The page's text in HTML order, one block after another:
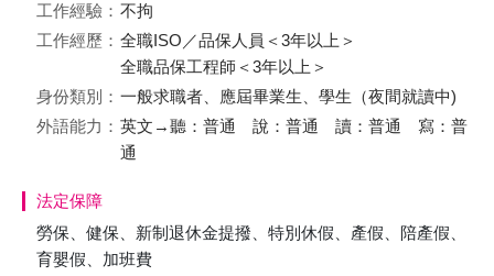
工作經驗： 不拘
工作經歷： 全職ISO／品保人員＜3年以上＞
全職品保工程師＜3年以上＞
身份類別： 一般求職者、應屆畢業生、學生（夜間就讀中)
外語能力： 英文→聽：普通 說：普通 讀：普通 寫：普
通
法定保障
勞保、健保、新制退休金提撥、特別休假、產假、陪產假、
育嬰假、加班費